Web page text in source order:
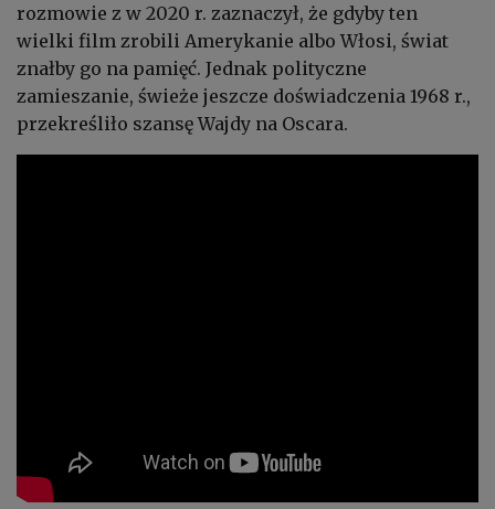
rozmowie z w 2020 r. zaznaczył, że gdyby ten
wielki film zrobili Amerykanie albo Włosi, świat
znałby go na pamięć. Jednak polityczne
zamieszanie, świeże jeszcze doświadczenia 1968 r.,
przekreśliło szansę Wajdy na Oscara.